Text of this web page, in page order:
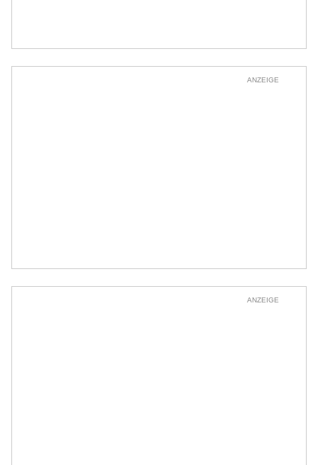
ANZEIGE
ANZEIGE